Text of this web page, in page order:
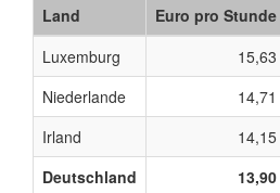
Land Euro pro Stunde
Luxemburg
15,63
Niederlande
14,71
Irland
14,15
Deutschland
13,90